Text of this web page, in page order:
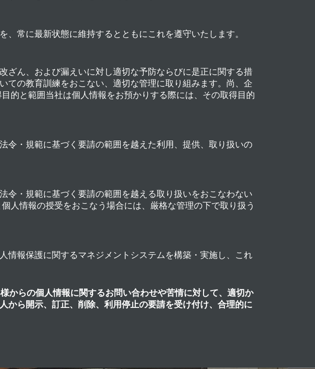
常に最新状態に維持するとともにこれを遵守いたします。
ざん、および漏えいに対し適切な予防ならびに是正に関する措
ての教育訓練をおこない、適切な管理に取り組みます。尚、企
的と範囲当社は個人情報をお預かりする際には、その取得目的
令・規範に基づく要請の範囲を越えた利用、提供、取り扱いの
令・規範に基づく要請の範囲を越える取り扱いをおこなわない
人情報の授受をおこなう場合には、厳格な管理の下で取り扱う
情報保護に関するマネジメントシステムを構築・実施し、これ
からの個人情報に関するお問い合わせや苦情に対して、適切か
から開示、訂正、削除、利用停止の要請を受け付け、合理的に